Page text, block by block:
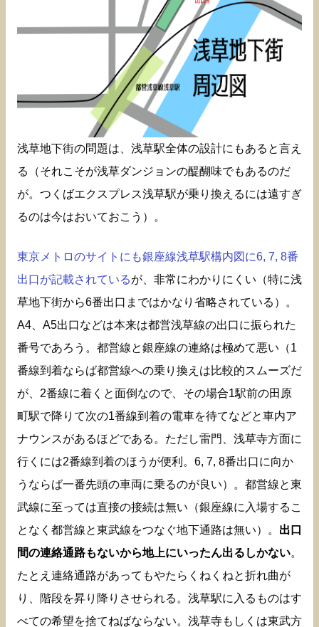
浅草地下街の問題は、浅草駅全体の設計にもあると言え
る（それこそが浅草ダンジョンの醍醐味でもあるのだ
が。つくばエクスプレス浅草駅が乗り換えるには遠すぎ
るのは今はおいておこう）。
東京メトロのサイトにも銀座線浅草駅構内図に6, 7, 8番
出口が記載されているが、非常にわかりにくい（特に浅
草地下街から6番出口まではかなり省略されている）。
A4、A5出口などは本来は都営浅草線の出口に振られた
番号であろう。都営線と銀座線の連絡は極めて悪い（1
番線到着ならば都営線への乗り換えは比較的スムーズだ
が、2番線に着くと面倒なので、その場合1駅前の田原
町駅で降りて次の1番線到着の電車を待てなどと車内ア
ナウンスがあるほどである。ただし雷門、浅草寺方面に
行くには2番線到着のほうが便利。6, 7, 8番出口に向か
うならば一番先頭の車両に乗るのが良い）。都営線と東
武線に至っては直接の接続は無い（銀座線に入場するこ
となく都営線と東武線をつなぐ地下通路は無い）。 出口
間の連絡通路もないから地上にいったん出るしかない。
たとえ連絡通路があってもやたらくねくねと折れ曲が
り、階段を昇り降りさせられる。浅草駅に入るものはす
べての希望を捨てねばならない。浅草寺もしくは東武方